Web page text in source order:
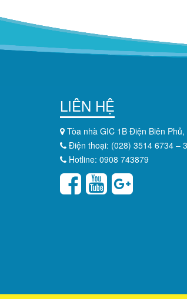
LIÊN HỆ
Tòa nhà GIC 1B Điện Biên
Điện thoại: (028) 3514 6734 –
Hotline: 0908 743879